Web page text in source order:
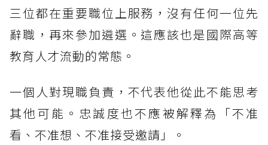
三位都在重要職位上服務，沒有任何一位先
辭職，再來參加遴選。這應該也是國際高等
教育人才流動的常態。
一個人對現職負責，不代表他從此不能思考
其他可能。忠誠度也不應被解釋為「不准
看、不准想、不准接受邀請」。